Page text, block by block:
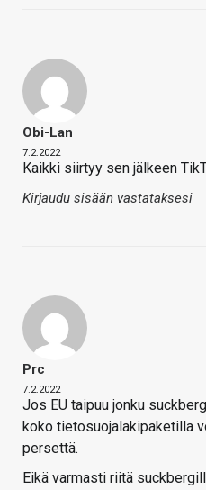
Obi-Lan
7.2.2022
Kaikki siirtyy sen jälkeen
Kirjaudu sisään vastataksesi
Prc
7.2.2022
Jos EU taipuu jonku
koko tietosuojalakipaketilla
persettä.
Eikä varmasti riitä